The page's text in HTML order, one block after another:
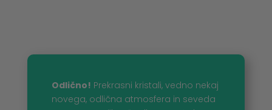
Odlično! Prekrasni kristali, vedno nekaj
novega, odlična atmosfera in seveda